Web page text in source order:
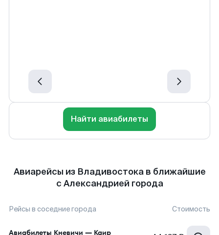
Найти авиабилеты
Авиарейсы из Владивостока в ближайшие
с Александрией города
Рейсы в соседние города Стоимость
Авиабилеты Кневичи — Каир